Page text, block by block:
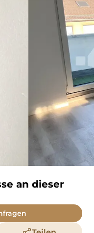
an dieser